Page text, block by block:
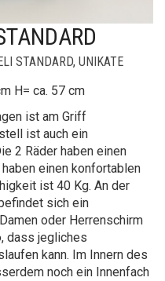
STANDARD, UNIKATE
H= ca. 57 cm
ist am Griff
ist auch ein
2 Räder haben einen
einen konfortablen
ist 40 Kg. An der
sich ein
oder Herrenschirm
dass jegliches
kann. Im Innern des
noch ein Innenfach